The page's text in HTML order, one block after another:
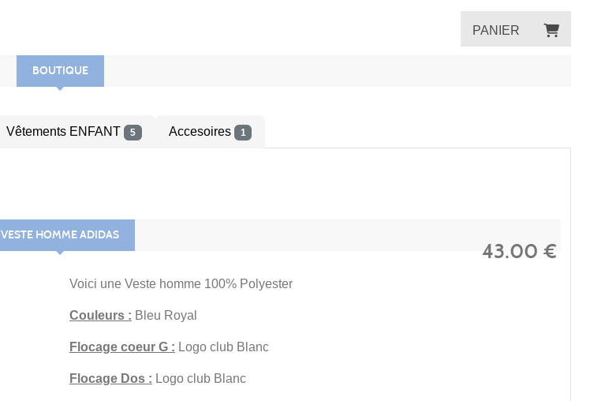
PANIER
BOUTIQUE
Vêtements ENFANT 5 Accesoires 1
VESTE HOMME ADIDAS
43.00 €
Voici une Veste homme 100% Polyester
Couleurs : Bleu Royal
Flocage coeur G : Logo club Blanc
Flocage Dos : Logo club Blanc